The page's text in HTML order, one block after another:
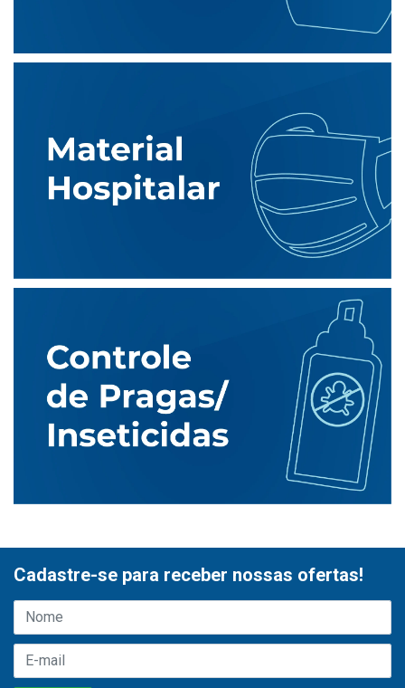
Cadastre-se para receber nossas ofertas!